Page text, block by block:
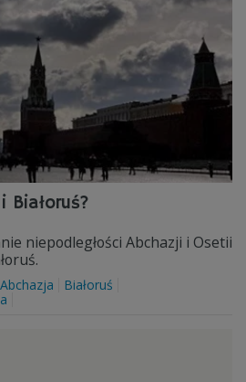
Białoruś?
niepodległości Abchazji i Osetii
Abchazja
Białoruś